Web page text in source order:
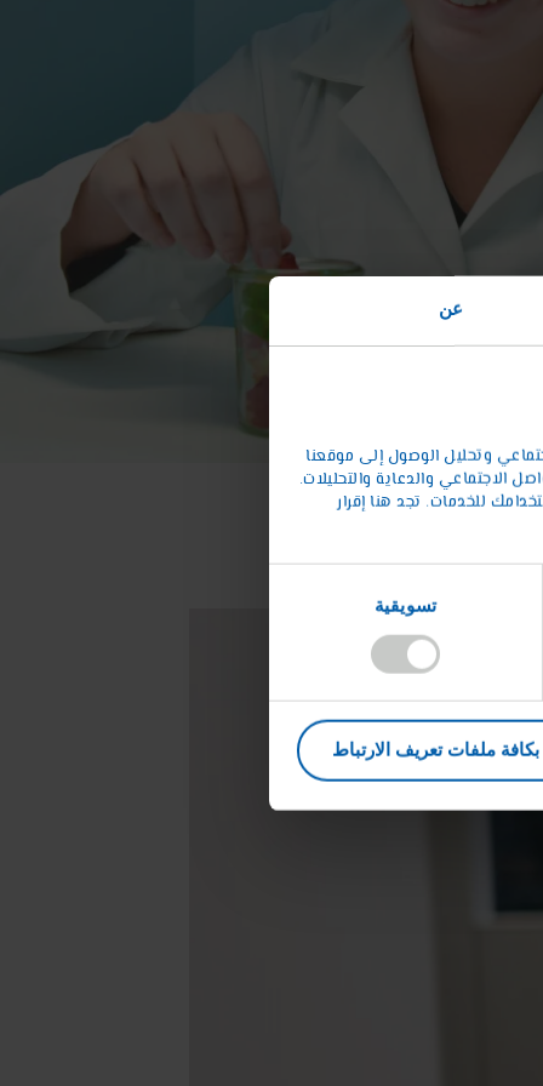
عن
وتحليل الوصول إلى موقعنا
الاجتماعي والدعاية والتحليلات.
للخدمات. تجد هنا إقرار
تسويقية
ملفات تعريف الارتباط